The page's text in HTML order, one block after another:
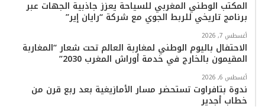
المكتب الوطني المغربي للسياحة يعزز جاذبية الجهات عبر
برنامج تاريخي للربط الجوي مع شركة “رايان إير”
أغسطس 7, 2026
الاحتفال باليوم الوطني لمغاربة العالم تحت شعار “المغاربة
المقيمون بالخارج في خدمة أوراش المغرب 2030”
أغسطس 6, 2026
ندوة بتافراوت تستحضر مسار الأمازيغية بعد ربع قرن من
خطاب أجدير